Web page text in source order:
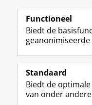
Volg de
Studiekiezers
Functioneel
Biedt de
geanonimiseerde
Standaard
Biedt de
van onder